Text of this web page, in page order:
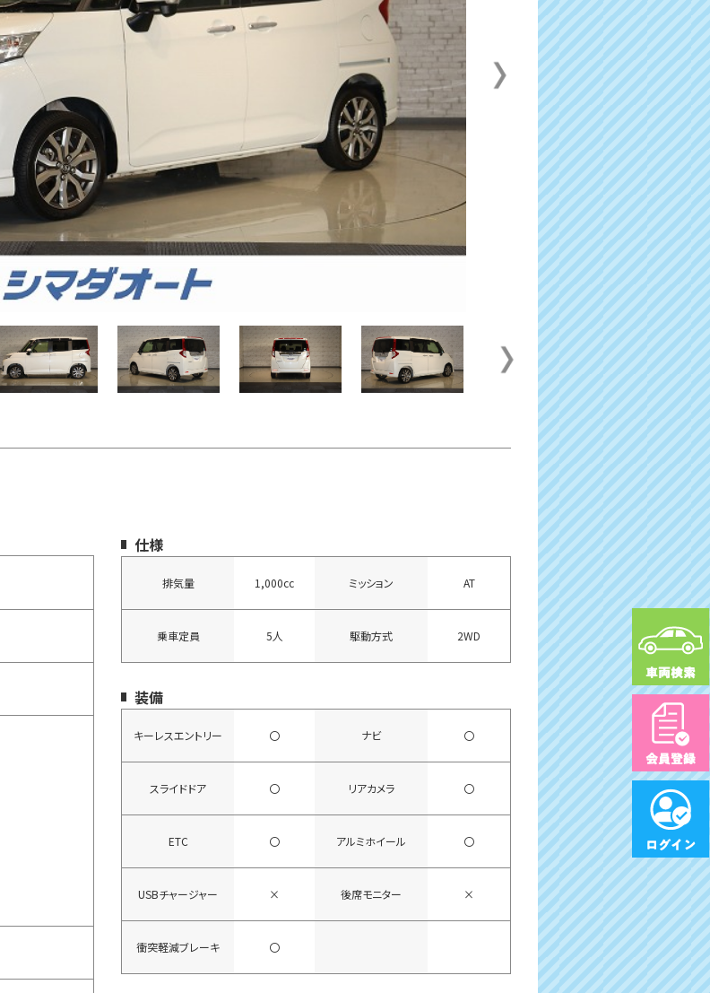
仕様
排気量 1,000cc ミッション AT
乗車定員 5人 駆動方式 2WD
装備
キーレスエントリー 〇 ナビ 〇
スライドドア 〇 リアカメラ 〇
ETC 〇 アルミホイール 〇
USBチャージャー × 後席モニター ×
衝突軽減ブレーキ 〇